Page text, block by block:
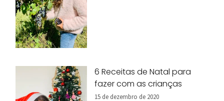
6 Receitas de Natal para
fazer com as crianças
15 de dezembro de 2020